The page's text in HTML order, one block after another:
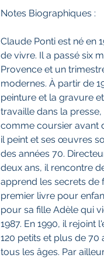
Notes Biographiques :
Claude Ponti est né en
de vivre. Il a passé six
Provence et un
modernes. À partir de
peinture et la gravure
travaille dans la
comme coursier avant
il peint et ses œuvres
des années 70.
deux ans, il rencontre
apprend les secrets de
premier livre pour
pour sa fille Adèle qui
1987. En 1990, il rejoint
120 petits et plus de
tous les âges. Par